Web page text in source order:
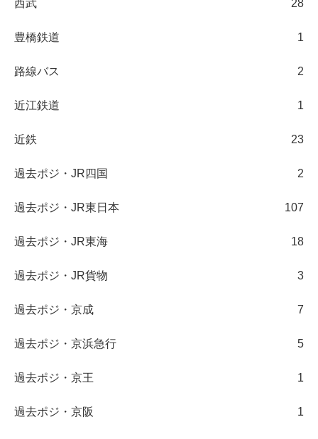
西武 28
豊橋鉄道 1
路線バス 2
近江鉄道 1
近鉄 23
過去ポジ・JR四国 2
過去ポジ・JR東日本 107
過去ポジ・JR東海 18
過去ポジ・JR貨物 3
過去ポジ・京成 7
過去ポジ・京浜急行 5
過去ポジ・京王 1
過去ポジ・京阪 1